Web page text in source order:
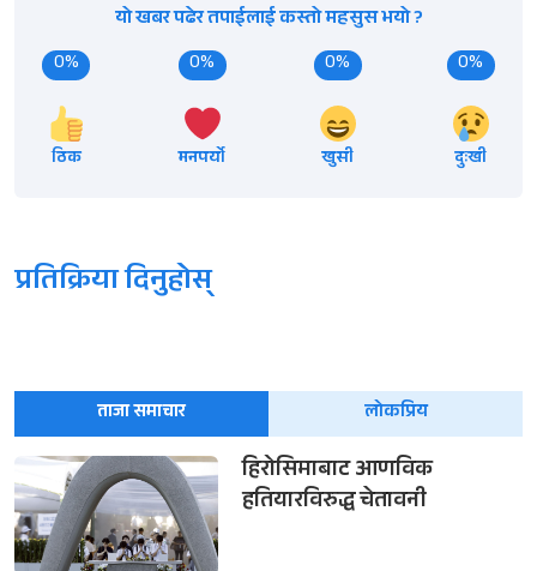
यो खबर पढेर तपाईलाई कस्तो महसुस भयो ?
0%
ठिक
0%
मनपर्यो
0%
खुसी
0%
दुःखी
प्रतिक्रिया दिनुहोस्
ताजा समाचार लोकप्रिय
हिरोसिमाबाट आणविक
हतियारविरुद्ध चेतावनी